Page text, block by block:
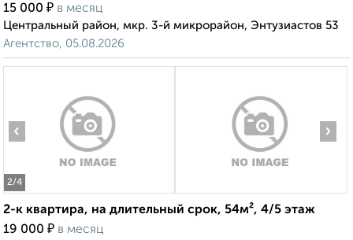
15 000 ₽ в месяц
Центральный район, мкр. 3-й микрорайон, Энтузиастов 53
Агентство, 05.08.2026
2/4
‹ ›
2-к квартира, на длительный срок, 54м², 4/5 этаж
19 000 ₽ в месяц